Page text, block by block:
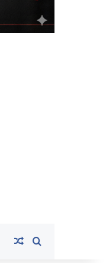
Random Article